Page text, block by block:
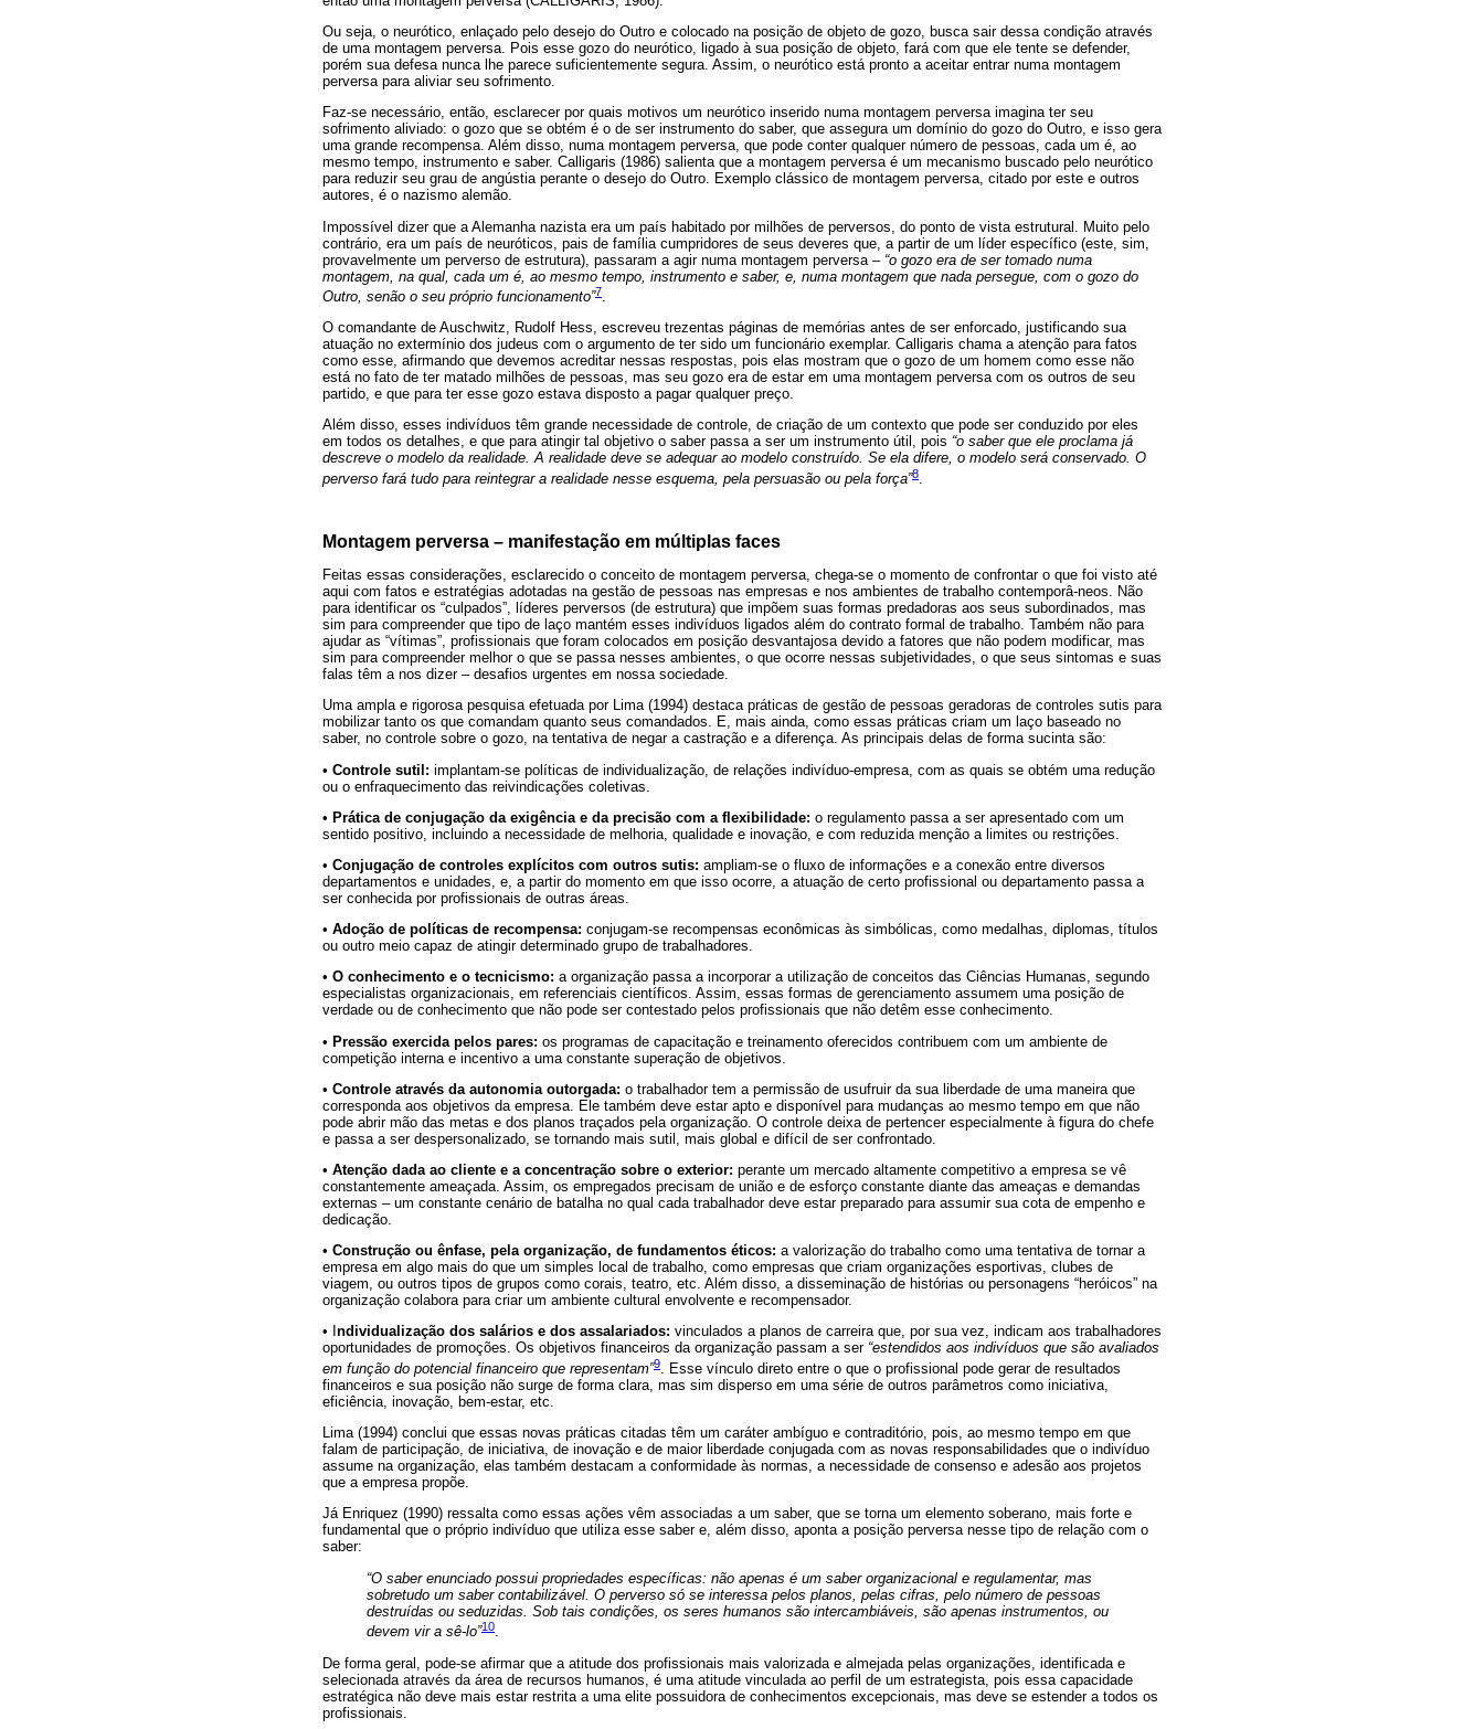
Ou seja, o neurótico, enlaçado pelo desejo do Outro e colocado na posição de objeto de gozo, busca sair dessa condição através
de uma montagem perversa. Pois esse gozo do neurótico, ligado à sua posição de objeto, fará com que ele tente se defender,
porém sua defesa nunca lhe parece suficientemente segura. Assim, o neurótico está pronto a aceitar entrar numa montagem
perversa para aliviar seu sofrimento.
Faz-se necessário, então, esclarecer por quais motivos um neurótico inserido numa montagem perversa imagina ter seu
sofrimento aliviado: o gozo que se obtém é o de ser instrumento do saber, que assegura um domínio do gozo do Outro, e isso gera
uma grande recompensa. Além disso, numa montagem perversa, que pode conter qualquer número de pessoas, cada um é, ao
mesmo tempo, instrumento e saber. Calligaris (1986) salienta que a montagem perversa é um mecanismo buscado pelo neurótico
para reduzir seu grau de angústia perante o desejo do Outro. Exemplo clássico de montagem perversa, citado por este e outros
autores, é o nazismo alemão.
Impossível dizer que a Alemanha nazista era um país habitado por milhões de perversos, do ponto de vista estrutural. Muito pelo
contrário, era um país de neuróticos, pais de família cumpridores de seus deveres que, a partir de um líder específico (este, sim,
provavelmente um perverso de estrutura), passaram a agir numa montagem perversa – “o gozo era de ser tomado numa
montagem, na qual, cada um é, ao mesmo tempo, instrumento e saber, e, numa montagem que nada persegue, com o gozo do
Outro, senão o seu próprio funcionamento”7.
O comandante de Auschwitz, Rudolf Hess, escreveu trezentas páginas de memórias antes de ser enforcado, justificando sua
atuação no extermínio dos judeus com o argumento de ter sido um funcionário exemplar. Calligaris chama a atenção para fatos
como esse, afirmando que devemos acreditar nessas respostas, pois elas mostram que o gozo de um homem como esse não
está no fato de ter matado milhões de pessoas, mas seu gozo era de estar em uma montagem perversa com os outros de seu
partido, e que para ter esse gozo estava disposto a pagar qualquer preço.
Além disso, esses indivíduos têm grande necessidade de controle, de criação de um contexto que pode ser conduzido por eles
em todos os detalhes, e que para atingir tal objetivo o saber passa a ser um instrumento útil, pois “o saber que ele proclama já
descreve o modelo da realidade. A realidade deve se adequar ao modelo construído. Se ela difere, o modelo será conservado. O
perverso fará tudo para reintegrar a realidade nesse esquema, pela persuasão ou pela força”8
Montagem perversa – manifestação em múltiplas faces
Feitas essas considerações, esclarecido o conceito de montagem perversa, chega-se o momento de confrontar o que foi visto até
aqui com fatos e estratégias adotadas na gestão de pessoas nas empresas e nos ambientes de trabalho contemporâ-neos. Não
para identificar os “culpados”, líderes perversos (de estrutura) que impõem suas formas predadoras aos seus subordinados, mas
sim para compreender que tipo de laço mantém esses indivíduos ligados além do contrato formal de trabalho. Também não para
ajudar as “vítimas”, profissionais que foram colocados em posição desvantajosa devido a fatores que não podem modificar, mas
sim para compreender melhor o que se passa nesses ambientes, o que ocorre nessas subjetividades, o que seus sintomas e suas
falas têm a nos dizer – desafios urgentes em nossa sociedade.
Uma ampla e rigorosa pesquisa efetuada por Lima (1994) destaca práticas de gestão de pessoas geradoras de controles sutis para
mobilizar tanto os que comandam quanto seus comandados. E, mais ainda, como essas práticas criam um laço baseado no
saber, no controle sobre o gozo, na tentativa de negar a castração e a diferença. As principais delas de forma sucinta são:
• Controle sutil: implantam-se políticas de individualização, de relações indivíduo-empresa, com as quais se obtém uma redução
ou o enfraquecimento das reivindicações coletivas.
• Prática de conjugação da exigência e da precisão com a flexibilidade: o regulamento passa a ser apresentado com um
sentido positivo, incluindo a necessidade de melhoria, qualidade e inovação, e com reduzida menção a limites ou restrições.
• Conjugação de controles explícitos com outros sutis: ampliam-se o fluxo de informações e a conexão entre diversos
departamentos e unidades, e, a partir do momento em que isso ocorre, a atuação de certo profissional ou departamento passa a
ser conhecida por profissionais de outras áreas.
• Adoção de políticas de recompensa: conjugam-se recompensas econômicas às simbólicas, como medalhas, diplomas, títulos
ou outro meio capaz de atingir determinado grupo de trabalhadores.
• O conhecimento e o tecnicismo: a organização passa a incorporar a utilização de conceitos das Ciências Humanas, segundo
especialistas organizacionais, em referenciais científicos. Assim, essas formas de gerenciamento assumem uma posição de
verdade ou de conhecimento que não pode ser contestado pelos profissionais que não detêm esse conhecimento.
• Pressão exercida pelos pares: os programas de capacitação e treinamento oferecidos contribuem com um ambiente de
competição interna e incentivo a uma constante superação de objetivos.
• Controle através da autonomia outorgada: o trabalhador tem a permissão de usufruir da sua liberdade de uma maneira que
corresponda aos objetivos da empresa. Ele também deve estar apto e disponível para mudanças ao mesmo tempo em que não
pode abrir mão das metas e dos planos traçados pela organização. O controle deixa de pertencer especialmente à figura do chefe
e passa a ser despersonalizado, se tornando mais sutil, mais global e difícil de ser confrontado.
• Atenção dada ao cliente e a concentração sobre o exterior: perante um mercado altamente competitivo a empresa se vê
constantemente ameaçada. Assim, os empregados precisam de união e de esforço constante diante das ameaças e demandas
externas – um constante cenário de batalha no qual cada trabalhador deve estar preparado para assumir sua cota de empenho e
dedicação.
• Construção ou ênfase, pela organização, de fundamentos éticos: a valorização do trabalho como uma tentativa de tornar a
empresa em algo mais do que um simples local de trabalho, como empresas que criam organizações esportivas, clubes de
viagem, ou outros tipos de grupos como corais, teatro, etc. Além disso, a disseminação de histórias ou personagens “heróicos” na
organização colabora para criar um ambiente cultural envolvente e recompensador.
• I ndividualização dos salários e dos assalariados: vinculados a planos de carreira que, por sua vez, indicam aos trabalhadores
oportunidades de promoções. Os objetivos financeiros da organização passam a ser “estendidos aos indivíduos que são avaliados
em função do potencial financeiro que representam”9
. Esse vínculo direto entre o que o profissional pode gerar de resultados
financeiros e sua posição não surge de forma clara, mas sim disperso em uma série de outros parâmetros como iniciativa,
eficiência, inovação, bem-estar, etc.
Lima (1994) conclui que essas novas práticas citadas têm um caráter ambíguo e contraditório, pois, ao mesmo tempo em que
falam de participação, de iniciativa, de inovação e de maior liberdade conjugada com as novas responsabilidades que o indivíduo
assume na organização, elas também destacam a conformidade às normas, a necessidade de consenso e adesão aos projetos
que a empresa propõe.
Já Enriquez (1990) ressalta como essas ações vêm associadas a um saber, que se torna um elemento soberano, mais forte e
fundamental que o próprio indivíduo que utiliza esse saber e, além disso, aponta a posição perversa nesse tipo de relação com o
saber:
“O saber enunciado possui propriedades específicas: não apenas é um saber organizacional e regulamentar, mas
sobretudo um saber contabilizável. O perverso só se interessa pelos planos, pelas cifras, pelo número de pessoas
destruídas ou seduzidas. Sob tais condições, os seres humanos são intercambiáveis, são apenas instrumentos, ou
devem vir a sê-lo”10
De forma geral, pode-se afirmar que a atitude dos profissionais mais valorizada e almejada pelas organizações, identificada e
selecionada através da área de recursos humanos, é uma atitude vinculada ao perfil de um estrategista, pois essa capacidade
estratégica não deve mais estar restrita a uma elite possuidora de conhecimentos excepcionais, mas deve se estender a todos os
profissionais.